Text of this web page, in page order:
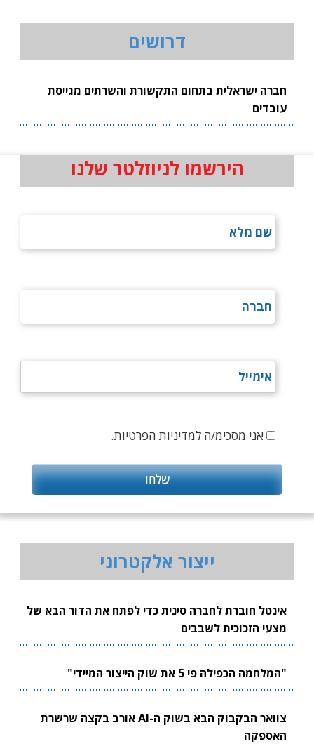
דרושים
חברה ישראלית בתחום התקשורת והשרתים מגייסת
עובדים
הירשמו לניוזלטר שלנו
אני מסכימ/ה למדיניות הפרטיות.
ייצור אלקטרוני
אינטל חוברת לחברה סינית כדי לפתח את הדור הבא של
מצעי הזכוכית לשבבים
"המלחמה הכפילה פי 5 את שוק הייצור המיידי"
צוואר הבקבוק הבא בשוק ה-AI אורב בקצה שרשרת
האספקה